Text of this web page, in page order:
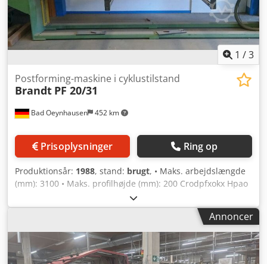
1 /3
Bad Oeynhausen 452 km
Postforming-maskine i cyklustilstand
Brandt PF 20/31
Prisoplysninger Ring op
Produktionsår: 1988, stand: brugt, • Maks. arbejdslængde
(mm): 3100 • Maks. profilhøjde (mm): 200 Crodpfxokx Hpao
Annoncer